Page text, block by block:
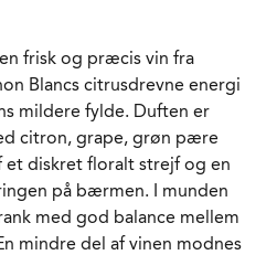
0,6 g/l
3,44 g/l
70 mg/l
10% lagres i brugte
egetræsfade i 4
måneder
2-3 år fra høståret
8 - 10°C
frisk og præcis vin fra
Blancs citrusdrevne energi
mildere fylde. Duften er
citron, grape, grøn pære
diskret floralt strejf og en
på bærmen. I munden
med god balance mellem
mindre del af vinen modnes